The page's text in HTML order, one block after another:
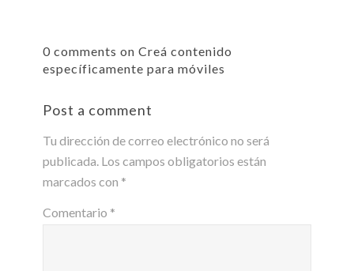
0 comments on Creá contenido
específicamente para móviles
Post a comment
Tu dirección de correo electrónico no será
publicada. Los campos obligatorios están
marcados con *
Comentario *